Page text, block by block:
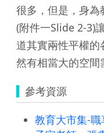
很多，但是，身
(附件一Slide 2-3)
道其實兩性平權
然有相當大的空間
參考資源
教育大市集-